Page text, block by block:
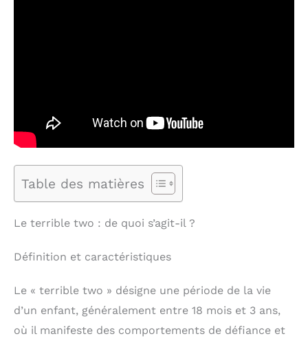
Table des matières
Le terrible two : de quoi s’agit-il ?
Définition et caractéristiques
Le « terrible two » désigne une période de la vie
d’un enfant, généralement entre 18 mois et 3 ans,
où il manifeste des comportements de défiance et